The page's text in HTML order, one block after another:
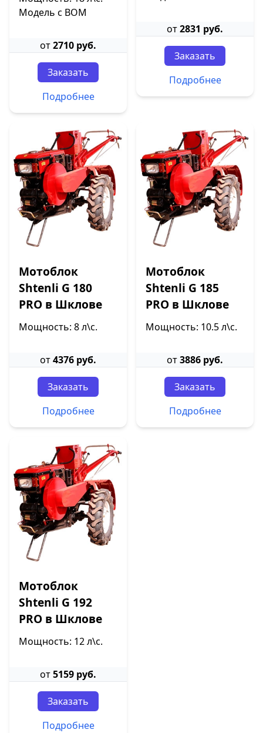
Модель с ВОМ
от2710 руб.
Заказать
Подробнее
от2831 руб.
Заказать
Подробнее
Мотоблок
Shtenli G 180
PRO в Шклове
Мощность: 8 л\с.
от4376 руб.
Заказать
Подробнее
Мотоблок
Shtenli G 185
PRO в Шклове
Мощность: 10.5 л\с.
от3886 руб.
Заказать
Подробнее
Мотоблок
Shtenli G 192
PRO в Шклове
Мощность: 12 л\с.
от5159 руб.
Заказать
Подробнее